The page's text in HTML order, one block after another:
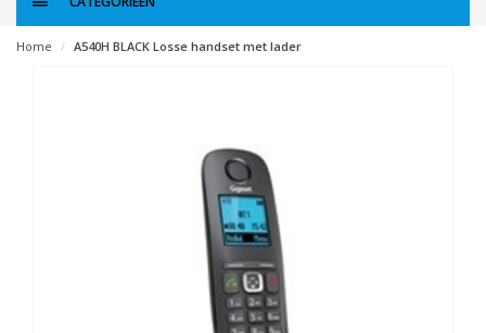
Home A540H BLACK Losse handset met lader